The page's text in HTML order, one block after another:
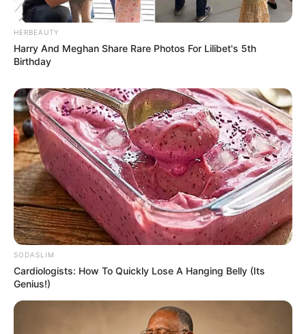
Serem! 9 Chat Ojek Online &
Pelanggan Ini Bikin Auto
HERBEAUTY
Harry And Meghan Share Rare Photos For Lilibet's 5th
Birthday
SODASLIM
Cardiologists: How To Quickly Lose A Hanging Belly (Its
Genius!)